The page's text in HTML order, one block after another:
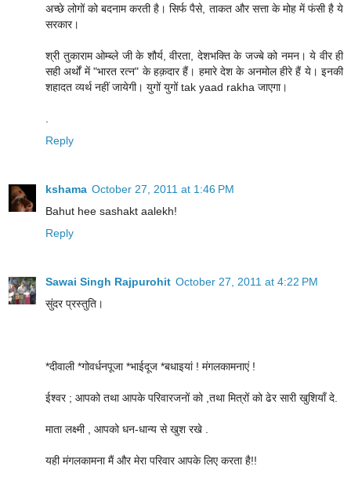
अच्छे लोगों को बदनाम करती है। सिर्फ पैसे, ताकत और सत्ता के मोह में फंसी है ये
सरकार।
श्री तुकाराम ओम्ब्ले जी के शौर्य, वीरता, देशभक्ति के जज्बे को नमन। ये वीर ही
सही अर्थों में "भारत रत्न" के हक़दार हैं। हमारे देश के अनमोल हीरे हैं ये। इनकी
शहादत व्यर्थ नहीं जायेगी। युगों युगों tak yaad rakha जाएगा।
Reply
kshama October 27, 2011 at 1:46 PM
Bahut hee sashakt aalekh!
Reply
Sawai Singh Rajpurohit October 27, 2011 at 4:22 PM
सुंदर प्रस्‍त‍ुति।
*दीवाली *गोवर्धनपूजा *भाईदूज *बधाइयां ! मंगलकामनाएं !
ईश्वर ; आपको तथा आपके परिवारजनों को ,तथा मित्रों को ढेर सारी खुशियाँ दे.
माता लक्ष्मी , आपको धन-धान्य से खुश रखे .
यही मंगलकामना मैं और मेरा परिवार आपके लिए करता है!!